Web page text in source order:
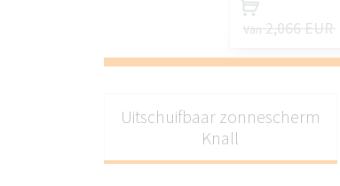
Van2,066 EUR
Uitschuifbaar zonnescherm
Knall